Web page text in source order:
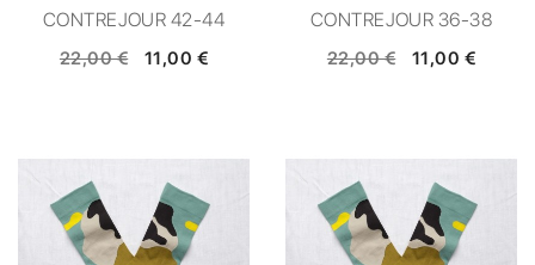
CONTREJOUR 42-44
22,00 € 11,00 €
CONTREJOUR 36-38
22,00 € 11,00 €